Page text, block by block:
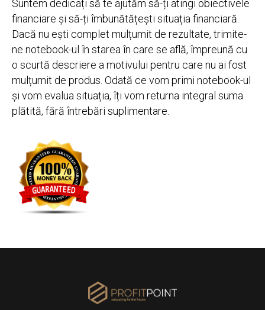
Suntem dedicați să te ajutăm să-ți atingi obiectivele
financiare și să-ți îmbunătățești situația financiară.
Dacă nu ești complet mulțumit de rezultate, trimite-
ne notebook-ul în starea în care se află, împreună cu
o scurtă descriere a motivului pentru care nu ai fost
mulțumit de produs. Odată ce vom primi notebook-ul
și vom evalua situația, îți vom returna integral suma
plătită, fără întrebări suplimentare.